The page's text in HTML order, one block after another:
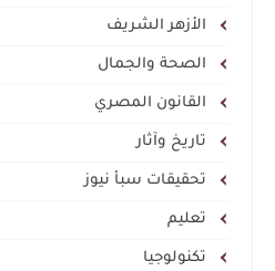
الأزهر الشريف
الصحة والجمال
القانون المصري
تاريخ وآثار
تحقيقات سبأ نيوز
تعليم
تكنولوجيا